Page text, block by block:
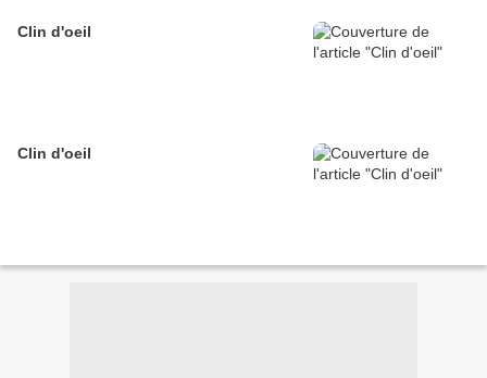
Clin d'oeil
Clin d'oeil